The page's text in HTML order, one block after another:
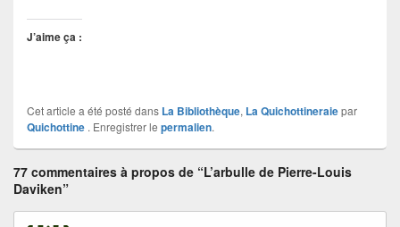
J’aime ça :
Cet article a été posté dans La Bibliothèque, La Quichottineraiepar
Quichottine . Enregistrer le permalien.
77 commentaires à propos de “L’arbulle de Pierre-Louis
Daviken”